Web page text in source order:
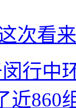
次看
行中
近860